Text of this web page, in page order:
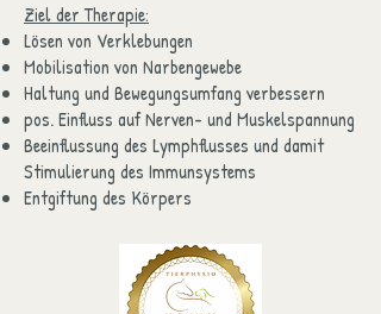
Ziel der Therapie:
Lösen von Verklebungen
Mobilisation von Narbengewebe
Haltung und Bewegungsumfang verbessern
pos. Einfluss auf Nerven- und Muskelspannung
Beeinflussung des Lymphflusses und damit
Stimulierung des Immunsystems
Entgiftung des Körpers